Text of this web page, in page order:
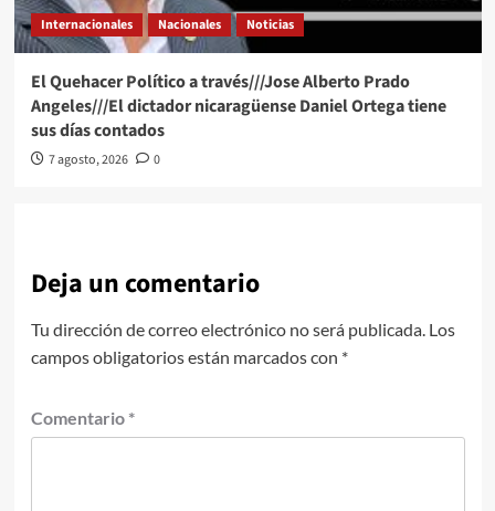
Internacionales Nacionales Noticias
El Quehacer Político a través///Jose Alberto Prado
Angeles///El dictador nicaragüense Daniel Ortega tiene
sus días contados
7 agosto, 2026 0
Deja un comentario
Tu dirección de correo electrónico no será publicada. Los
campos obligatorios están marcados con *
Comentario *